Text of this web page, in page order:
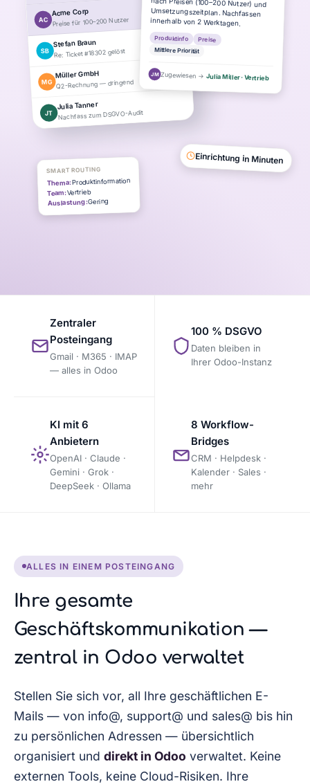
Einrichtung in Minuten
AC
Acme Corp
Preise für 100–200 Nutzer
Neu
SB
Stefan Braun
Re: Ticket #18302 gelöst
Erledigt
MG
Müller GmbH
Q2-Rechnung — dringend
Offen
JT
Julia Tanner
Nachfass zum DSGVO-Audit
innerhalb von 2 Werktagen.
Produktinfo Preise
Mittlere Priorität
JM Zugewiesen →Julia Miller · Vertrieb
SMART ROUTING
Thema:Produktinformation
Team:Vertrieb
Auslastung:Gering
Zentraler
Posteingang
Gmail · M365 · IMAP
— alles in Odoo
100 % DSGVO
Daten bleiben in
Ihrer Odoo-Instanz
KI mit 6
Anbietern
OpenAI · Claude ·
Gemini · Grok ·
DeepSeek · Ollama
8 Workflow-
Bridges
CRM · Helpdesk ·
Kalender · Sales ·
mehr
ALLES IN EINEM POSTEINGANG
Ihre gesamte
Geschäftskommunikation —
zentral in Odoo verwaltet
Stellen Sie sich vor, all Ihre geschäftlichen E-
Mails — von info@, support@ und sales@ bis hin
zu persönlichen Adressen — übersichtlich
organisiert und direkt in Odoo verwaltet. Keine
externen Tools, keine Cloud-Risiken. Ihre